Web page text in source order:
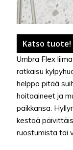
Katso tuote!
Umbra Flex
ratkaisu
helppo pitää
hoitoaineet ja
paikkansa.
kestää
ruostumista tai